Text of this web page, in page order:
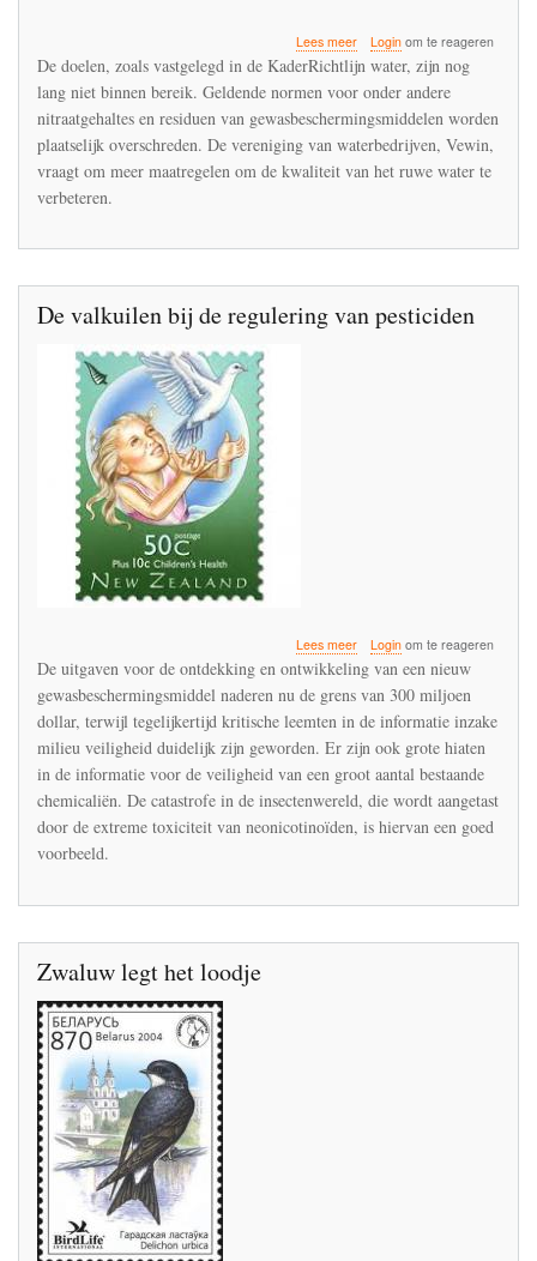
Lees meerover
De
kwaliteit
van
bronnen
voor
drinkwater
in
Loginom te reageren
De doelen, zoals vastgelegd in de KaderRichtlijn water, zijn nog
lang niet binnen bereik. Geldende normen voor onder andere
nitraatgehaltes en residuen van gewasbeschermingsmiddelen worden
plaatselijk overschreden. De vereniging van waterbedrijven, Vewin,
vraagt om meer maatregelen om de kwaliteit van het ruwe water te
verbeteren.
De valkuilen bij de regulering van pesticiden
Lees meerover
De
valkuilen
bij
de
regulering
pesticiden
Loginom te reageren
De uitgaven voor de ontdekking en ontwikkeling van een nieuw
gewasbeschermingsmiddel naderen nu de grens van 300 miljoen
dollar, terwijl tegelijkertijd kritische leemten in de informatie inzake
milieu veiligheid duidelijk zijn geworden. Er zijn ook grote hiaten
in de informatie voor de veiligheid van een groot aantal bestaande
chemicaliën. De catastrofe in de insectenwereld, die wordt aangetast
door de extreme toxiciteit van neonicotinoïden, is hiervan een goed
voorbeeld.
Zwaluw legt het loodje